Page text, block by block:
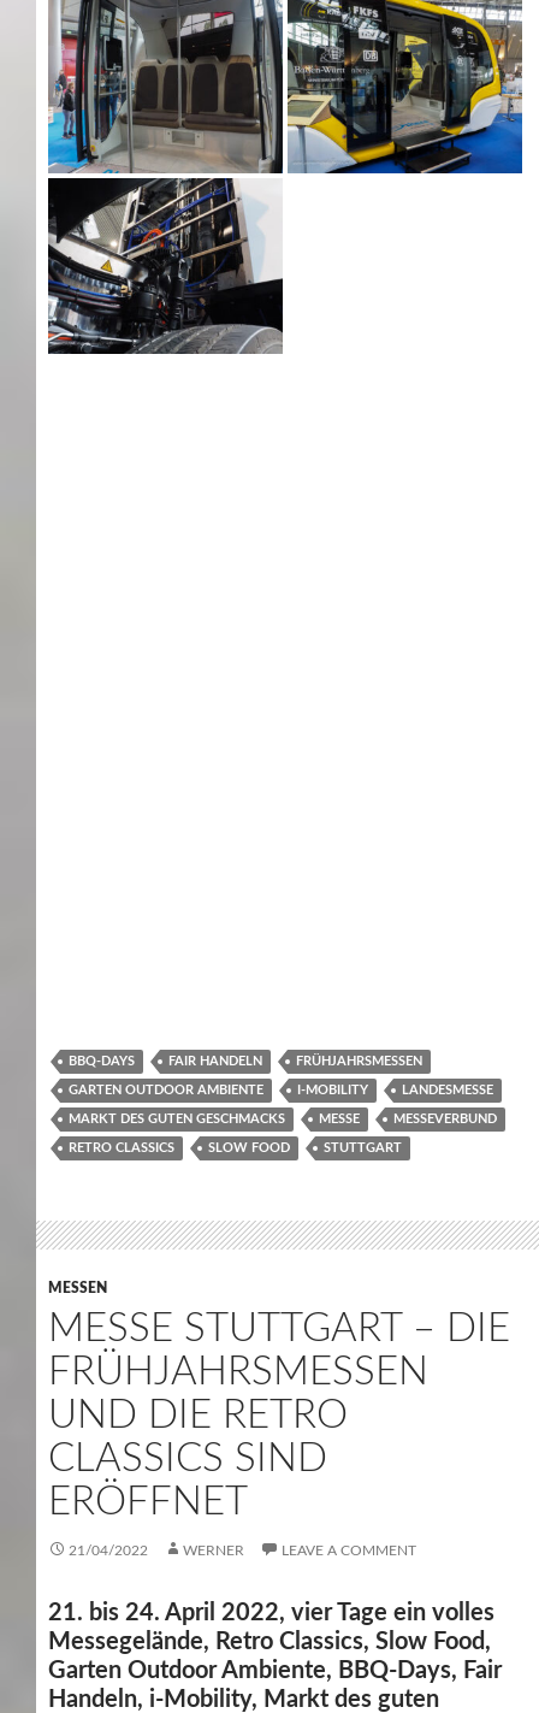
BBQ-DAYS FAIR HANDELN FRÜHJAHRSMESSEN
GARTEN OUTDOOR AMBIENTE I-MOBILITY LANDESMESSE
MARKT DES GUTEN GESCHMACKS MESSE MESSEVERBUND
RETRO CLASSICS SLOW FOOD STUTTGART
MESSEN
MESSE STUTTGART – DIE
FRÜHJAHRSMESSEN
UND DIE RETRO
CLASSICS SIND
ERÖFFNET
21/04/2022 WERNER LEAVE A COMMENT
21. bis 24. April 2022, vier Tage ein volles
Messegelände, Retro Classics, Slow Food,
Garten Outdoor Ambiente, BBQ-Days, Fair
Handeln, i-Mobility, Markt des guten